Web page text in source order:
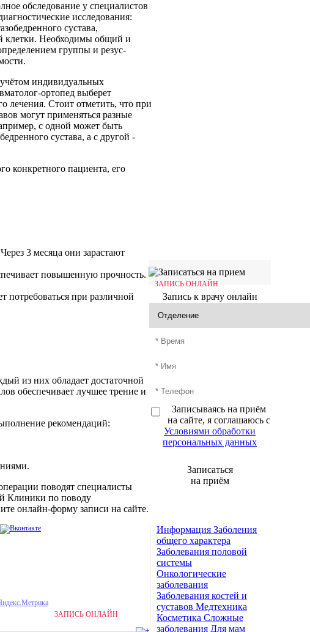
ЗАПИСЬ ОНЛАЙН
Запись к врачу онлайн
Записываясь на приём
на сайте, я соглашаюсь с
Условиями обработки
персональных данных
Записаться
на приём
обследование у специалистов
исследования:
сустава,
клетки. Необходимы общий и
группы и резус-
индивидуальных
ортопед выберет
лечения. Стоит отметить, что при
могут применяться разные
с одной может быть
сустава, а с другой -
конкретного пациента, его
3 месяца они зарастают
повышенную прочность.
при различной
из них обладает достаточной
обеспечивает лучшее трение и
рекомендаций:
поводят специалисты
Клиники по поводу
онлайн-форму записи на сайте.
Информация Заболения
общего характера
Заболевания половой
системы
Онкологические
заболевания
Заболевания костей и
суставов Медтехника
Косметика Сложные
заболевания Для мам
ЗАПИСЬ ОНЛАЙН